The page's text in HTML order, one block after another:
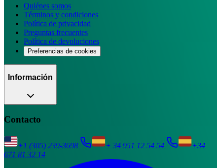
Quiénes somos
Términos y condiciones
Política de privacidad
Preguntas frecuentes
Política de devoluciones
Preferencias de cookies
Información
Contacto
+1 (305) 239-3698 + 34 951 12 54 54
+34
671 81 32 14